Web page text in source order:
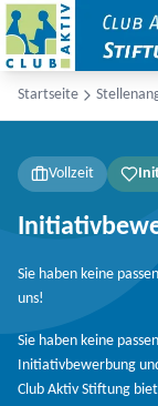
Zum Hauptinhalt
Startseite
Vollzeit
Sie haben keine
uns!
Sie haben keine
Initiativbewerbung
Club Aktiv Stiftung